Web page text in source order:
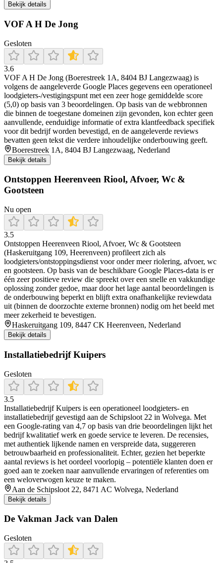
Bekijk details
VOF A H De Jong
Gesloten
3.6
VOF A H De Jong (Boerestreek 1A, 8404 BJ Langezwaag) is
volgens de aangeleverde Google Places gegevens een operationeel
loodgieters-/vestigingspunt met een zeer hoge gemiddelde score
(5,0) op basis van 3 beoordelingen. Op basis van de webbronnen
die binnen de toegestane domeinen zijn gevonden, kon echter geen
aanvullende, eenduidige informatie of extra klantfeedback specifiek
voor dit bedrijf worden bevestigd, en de aangeleverde reviews
bevatten geen tekst die verdere inhoudelijke onderbouwing geeft.
Boerestreek 1A, 8404 BJ Langezwaag, Nederland
Bekijk details
Ontstoppen Heerenveen Riool, Afvoer, Wc &
Gootsteen
Nu open
3.5
Ontstoppen Heerenveen Riool, Afvoer, Wc & Gootsteen
(Haskeruitgang 109, Heerenveen) profileert zich als
loodgieters/ontstoppingsdienst voor onder meer riolering, afvoer, wc
en gootsteen. Op basis van de beschikbare Google Places-data is er
één zeer positieve review die spreekt over een snelle en vakkundige
oplossing zonder gedoe, maar door het lage aantal beoordelingen is
de onderbouwing beperkt en blijft extra onafhankelijke reviewdata
uit (binnen de doorzochte externe bronnen) nodig om het beeld met
meer zekerheid te bevestigen.
Haskeruitgang 109, 8447 CK Heerenveen, Nederland
Bekijk details
Installatiebedrijf Kuipers
Gesloten
3.5
Installatiebedrijf Kuipers is een operationeel loodgieters- en
installatiebedrijf gevestigd aan de Schipsloot 22 in Wolvega. Met
een Google‑rating van 4,7 op basis van drie beoordelingen lijkt het
bedrijf kwalitatief werk en goede service te leveren. De recensies,
met authentiek lijkende namen en verspreide data, suggereren
betrouwbaarheid en professionaliteit. Echter, gezien het beperkte
aantal reviews is het oordeel voorlopig – potentiële klanten doen er
goed aan te zoeken naar aanvullende ervaringen of referenties om
een weloverwogen keuze te maken.
Aan de Schipsloot 22, 8471 AC Wolvega, Nederland
Bekijk details
De Vakman Jack van Dalen
Gesloten